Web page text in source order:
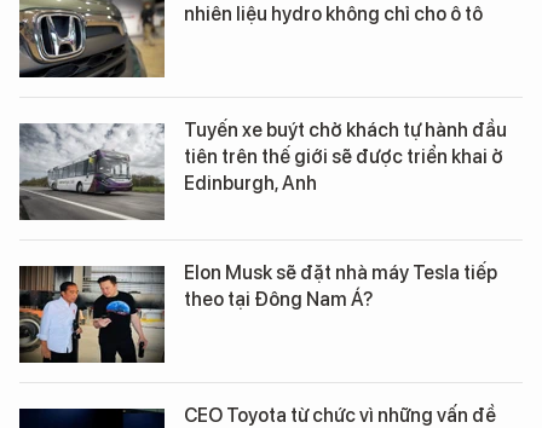
nhiên liệu hydro không chỉ cho ô tô
Tuyến xe buýt chở khách tự hành đầu
tiên trên thế giới sẽ được triển khai ở
Edinburgh, Anh
Elon Musk sẽ đặt nhà máy Tesla tiếp
theo tại Đông Nam Á?
CEO Toyota từ chức vì những vấn đề